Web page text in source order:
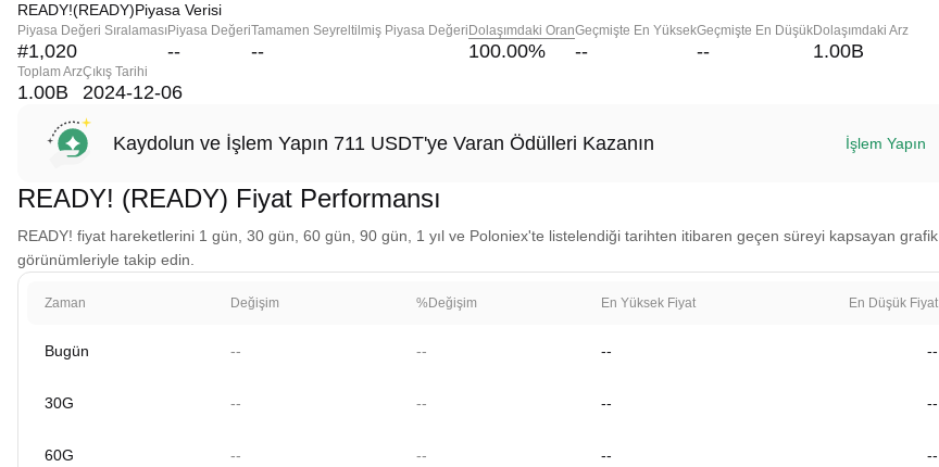
READY!(READY)Piyasa Verisi
Piyasa Değeri Sıralaması
#1,020
Piyasa Değeri
--
Tamamen Seyreltilmiş Piyasa Değeri
--
Dolaşımdaki Oran
100.00%
Geçmişte En Yüksek
--
Geçmişte En Düşük
--
Dolaşımdaki Arz
1.00B
Toplam Arz
1.00B
Çıkış Tarihi
2024-12-06
Kaydolun ve İşlem Yapın 711 USDT'ye Varan Ödülleri Kazanın İşlem Yapın
READY! (READY) Fiyat Performansı
READY! fiyat hareketlerini 1 gün, 30 gün, 60 gün, 90 gün, 1 yıl ve Poloniex'te listelendiği tarihten itibaren geçen süreyi kapsayan grafik
görünümleriyle takip edin.
Zaman Değişim %Değişim En Yüksek Fiyat En Düşük Fiyat
Bugün -- -- -- --
30G -- -- -- --
60G -- -- -- --